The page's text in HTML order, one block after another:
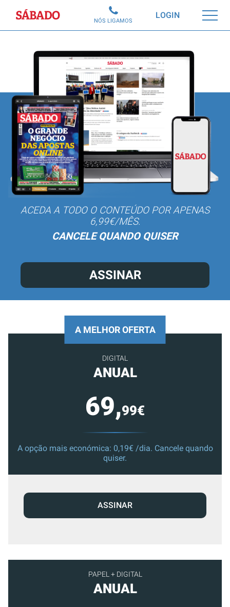
Sábado LOGIN
NÓS LIGAMOS
ACEDA A TODO O CONTEÚDO POR APENAS
6,99€/MÊS.
CANCELE QUANDO QUISER
ASSINAR
PAPEL + DIGITAL
ANUAL
A MELHOR OFERTA
DIGITAL
ANUAL
69,99€
A opção mais económica: 0,19€ /dia. Cancele quando
quiser.
ASSINAR